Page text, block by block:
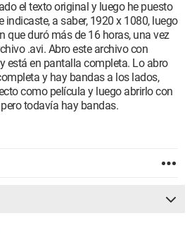
el texto original y luego he puesto
a saber, 1920 x 1080, luego
que duró más de 16 horas, una vez
.avi. Abro este archivo con
está en pantalla completa. Lo abro
y hay bandas a los lados,
como película y luego abrirlo con
todavía hay bandas.